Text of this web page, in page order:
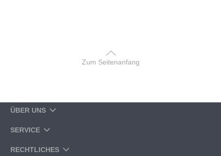
Zum Seitenanfang
ÜBER UNS
SERVICE
RECHTLICHES